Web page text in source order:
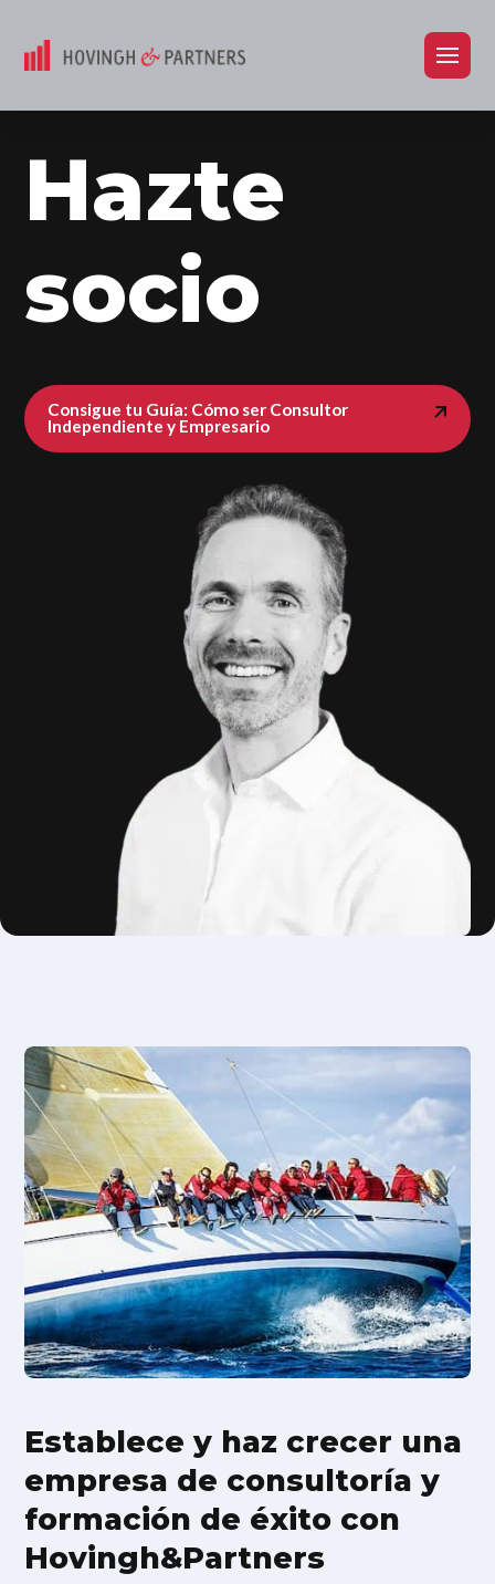
Hazte
socio
Consigue tu Guía: Cómo ser Consultor
Independiente y Empresario
Establece y haz crecer una
empresa de consultoría y
formación de éxito con
Hovingh&Partners